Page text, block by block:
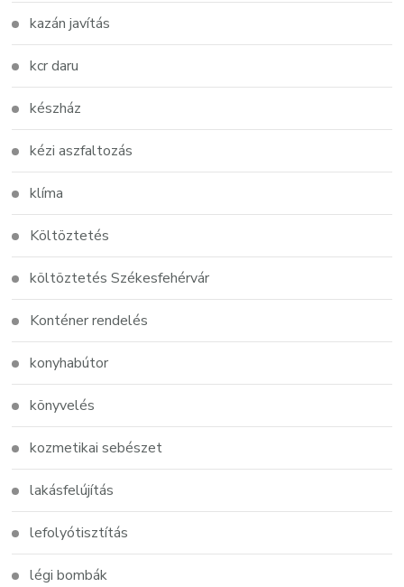
kazán javítás
kcr daru
készház
kézi aszfaltozás
klíma
Költöztetés
költöztetés Székesfehérvár
Konténer rendelés
konyhabútor
könyvelés
kozmetikai sebészet
lakásfelújítás
lefolyótisztítás
légi bombák